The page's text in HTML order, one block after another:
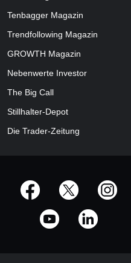
Tenbagger Magazin
Trendfollowing Magazin
GROWTH Magazin
Nebenwerte Investor
The Big Call
Stillhalter-Depot
Die Trader-Zeitung
offizielle Social Media-